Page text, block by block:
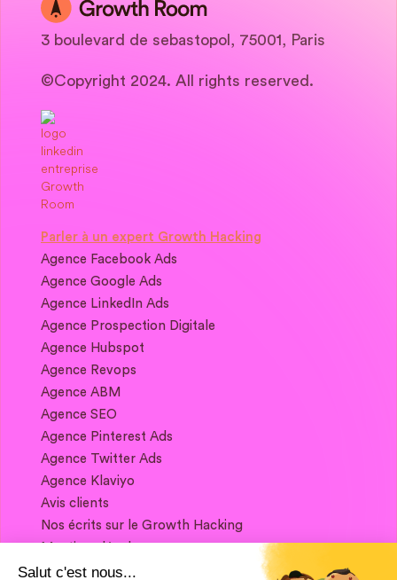
3 boulevard de sebastopol, 75001, Paris
©Copyright 2024. All rights reserved.
Parler à un expert Growth Hacking
Agence Facebook Ads
Agence Google Ads
Agence LinkedIn Ads
Agence Prospection Digitale
Agence Hubspot
Agence Revops
Agence ABM
Agence SEO
Agence Pinterest Ads
Agence Twitter Ads
Agence Klaviyo
Avis clients
Nos écrits sur le Growth Hacking
Salut c'est nous...